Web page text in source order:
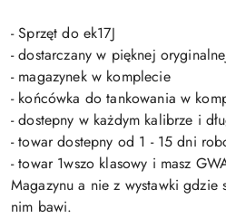
- Sprzęt do ek17J
- dostarczany w pięknej
- magazynek w komplecie
- końcówka do tankowania w
- dostepny w każdym kalibrze i
- towar dostepny od 1 - 15 dni
- towar 1wszo klasowy i masz
Magazynu a nie z wystawki gdzie
nim bawi.